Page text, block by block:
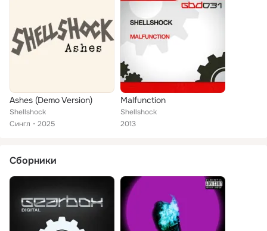
Ashes (Demo Version)
Shellshock
Сингл
2025
Malfunction
Shellshock
2013
Сборники